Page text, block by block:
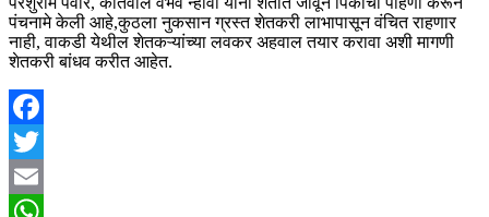
पंचनामे केली आहे,कुठला नुकसान ग्रस्त शेतकरी लाभापासून वंचित राहणार
नाही, वाकडी येथील शेतकऱ्यांच्या लवकर अहवाल तयार करावा अशी मागणी
शेतकरी बांधव करीत आहेत.
Facebook
Twitter
Email